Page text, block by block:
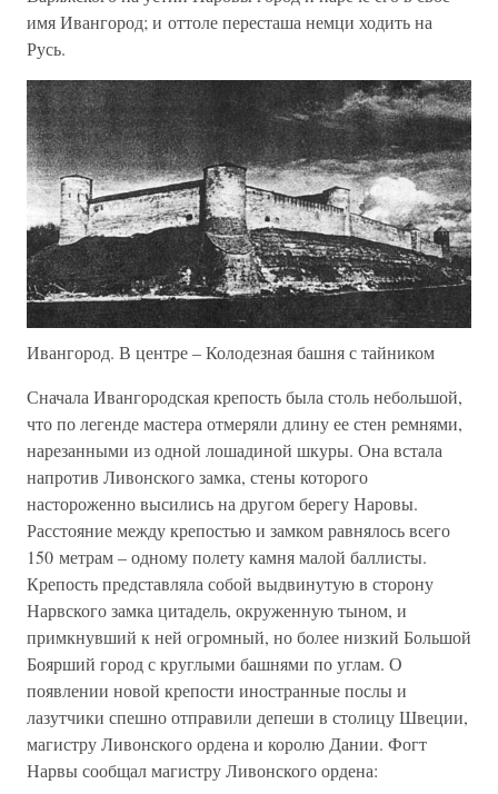
имя Ивангород; и оттоле пересташа немци ходить на
Русь.
Ивангород. В центре – Колодезная башня с тайником
Сначала Ивангородская крепость была столь небольшой,
что по легенде мастера отмеряли длину ее стен ремнями,
нарезанными из одной лошадиной шкуры. Она встала
напротив Ливонского замка, стены которого
настороженно высились на другом берегу Наровы.
Расстояние между крепостью и замком равнялось всего
150 метрам – одному полету камня малой баллисты.
Крепость представляла собой выдвинутую в сторону
Нарвского замка цитадель, окруженную тыном, и
примкнувший к ней огромный, но более низкий Большой
Боярший город с круглыми башнями по углам. О
появлении новой крепости иностранные послы и
лазутчики спешно отправили депеши в столицу Швеции,
магистру Ливонского ордена и королю Дании. Фогт
Нарвы сообщал магистру Ливонского ордена: